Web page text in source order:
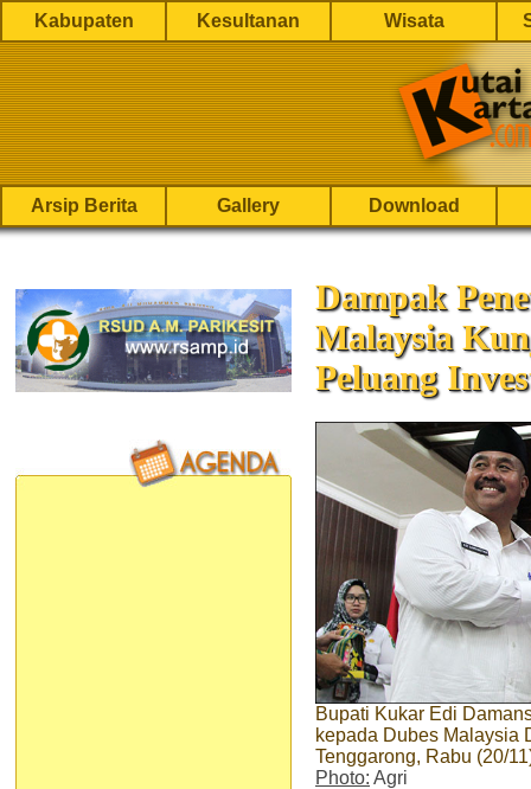
Kabupaten Kesultanan Wisata
Arsip Berita Gallery Download
Dampak
Malaysia
Peluang
Bupati Kukar Edi
kepada Dubes Malaysia
Tenggarong, Rabu (20/
Photo: Agri